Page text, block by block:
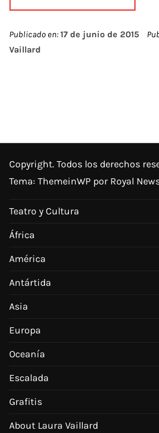
Publicado en:17 de junio de 2015
Vaillard
Copyright. Todos los derechos
Tema: ThemeinWP por Royal
Teatro y Cultura
África
América
Antártida
Asia
Europa
Oceanía
Escalada
Grafitis
About Laura Vaillard